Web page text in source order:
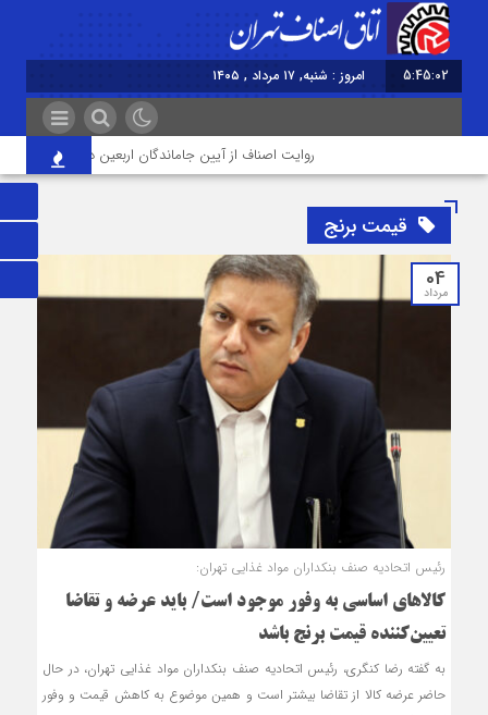
5:45:02 امروز : شنبه, ۱۷ مرداد , ۱۴۰۵
روایت اصناف از آیین جاماندگان اربعین در تهران؛ از «خدمت
قیمت برنج
04
مرداد
رئیس اتحادیه صنف بنکداران مواد غذایی تهران:
کالاهای اساسی به وفور موجود است/ باید عرضه و تقاضا
تعیین‌کننده قیمت برنج باشد
به گفته رضا کنگری، رئیس اتحادیه صنف بنکداران مواد غذایی تهران، در حال
حاضر عرضه کالا از تقاضا بیشتر است و همین موضوع به کاهش قیمت و وفور